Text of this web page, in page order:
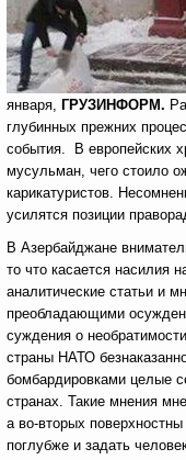
января, ГРУЗИНФОРМ.
глубинных прежних
события. В европейских
мусульман, чего стоило
карикатуристов.
усилятся позиции
В Азербайджане
то что касается насилия
аналитические статьи и
преобладающими
суждения о
страны НАТО
бомбардировками целые
странах. Такие мнения
а во-вторых
поглубже и задать